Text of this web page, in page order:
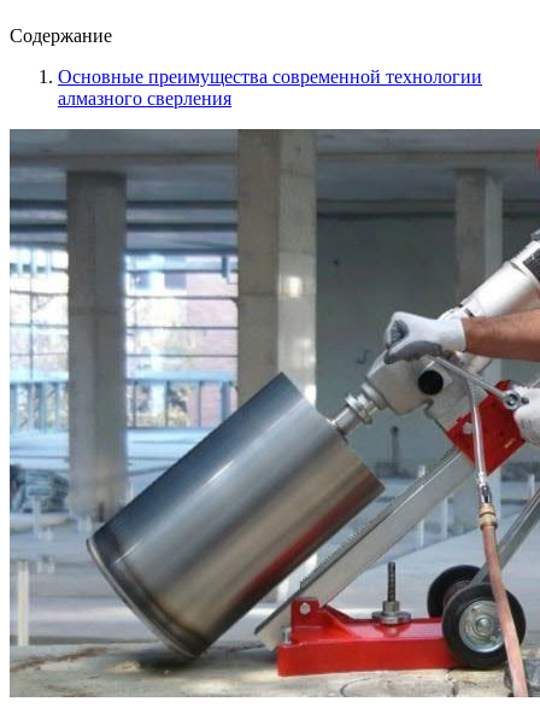
Содержание
Основные преимущества современной технологии
алмазного сверления